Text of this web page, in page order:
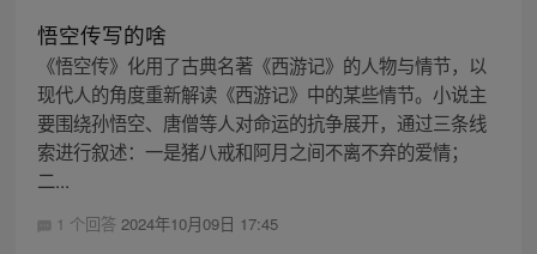
悟空传写的啥
《悟空传》化用了古典名著《西游记》的人物与情节，以
现代人的角度重新解读《西游记》中的某些情节。小说主
要围绕孙悟空、唐僧等人对命运的抗争展开，通过三条线
索进行叙述：一是猪八戒和阿月之间不离不弃的爱情；
二...
1 个回答 2024年10月09日 17:45